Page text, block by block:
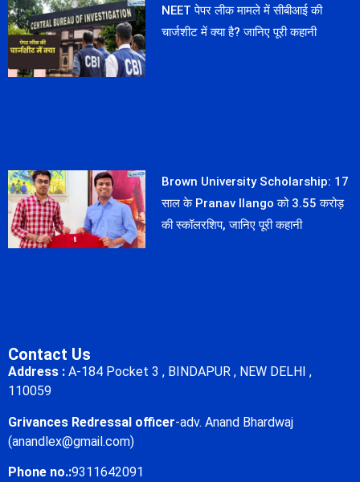
NEET पेपर लीक मामले में सीबीआई की
चार्जशीट में क्या है? जानिए पूरी कहानी
Brown University Scholarship: 17
साल के Pranav Ilango को 3.55 करोड़
की स्कॉलरशिप, जानिए पूरी कहानी
Contact Us
Address : A-184 Pocket 3 , BINDAPUR , NEW DELHI ,
110059
Grivances Redressal officer-adv. Anand Bhardwaj
(anandlex@gmail.com)
Phone no.:9311642091